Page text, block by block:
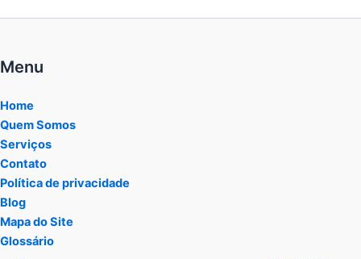
Menu
Home
Quem Somos
Serviços
Contato
Política de privacidade
Blog
Mapa do Site
Glossário